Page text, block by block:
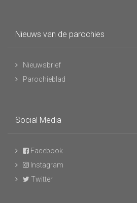
Nieuws van de parochies
Nieuwsbrief
Parochieblad
Social Media
Facebook
Instagram
Twitter